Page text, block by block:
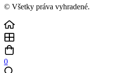
© Všetky práva vyhradené.
0